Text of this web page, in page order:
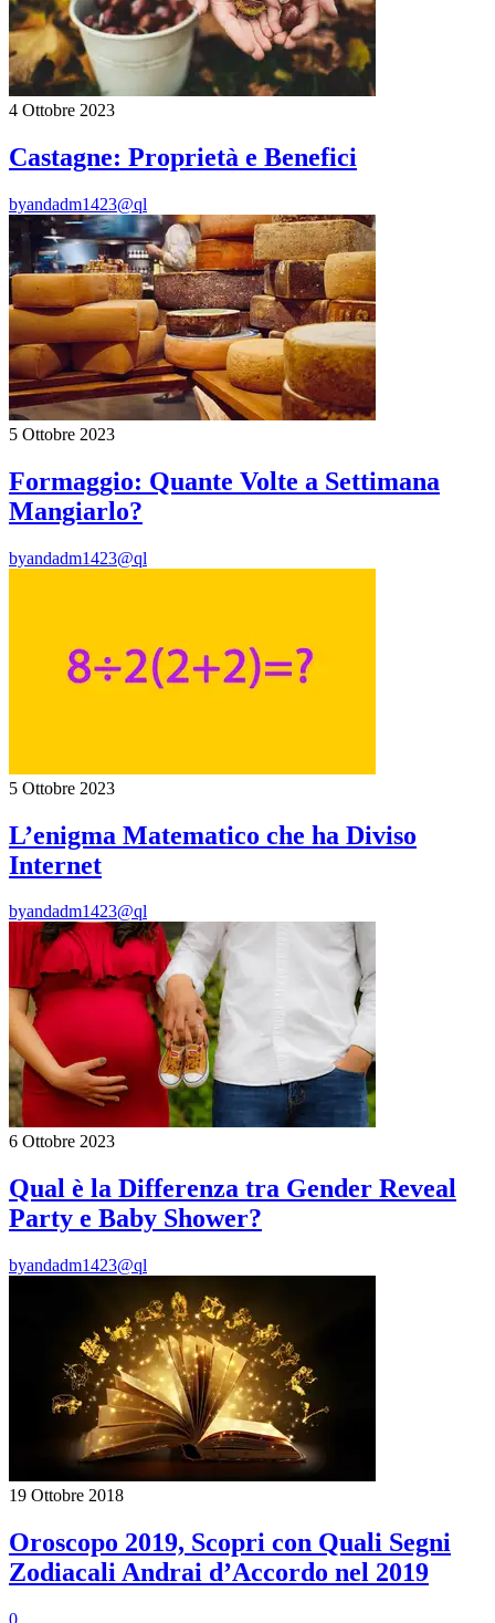
4 Ottobre 2023
Castagne: Proprietà e Benefici
byandadm1423@ql
5 Ottobre 2023
Formaggio: Quante Volte a Settimana
Mangiarlo?
byandadm1423@ql
5 Ottobre 2023
L’enigma Matematico che ha Diviso
Internet
byandadm1423@ql
6 Ottobre 2023
Qual è la Differenza tra Gender Reveal
Party e Baby Shower?
byandadm1423@ql
19 Ottobre 2018
Oroscopo 2019, Scopri con Quali Segni
Zodiacali Andrai d’Accordo nel 2019
0